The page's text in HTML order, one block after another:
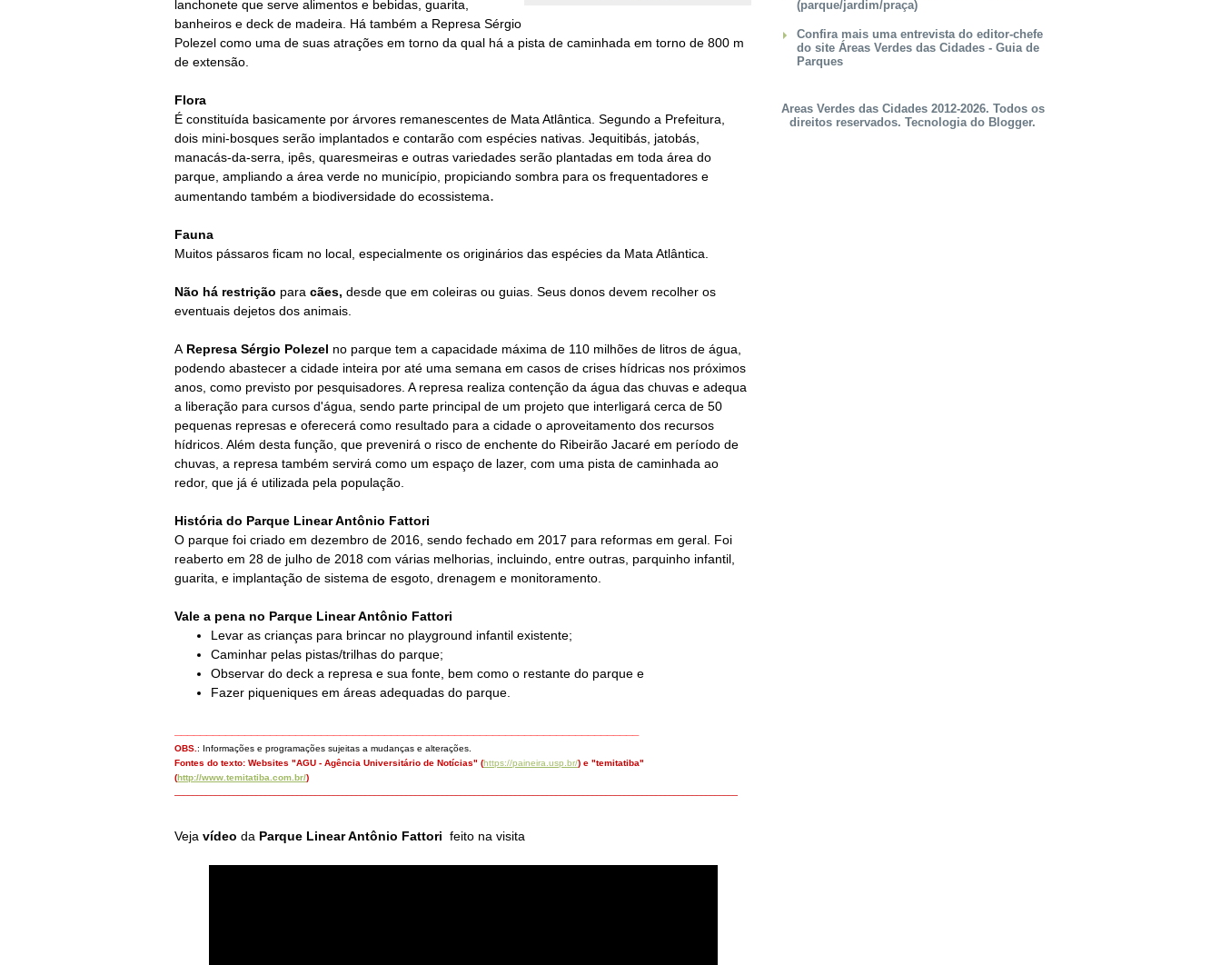
lanchonete que serve alimentos e bebidas, guarita,
banheiros e deck de madeira. Há também a Represa Sérgio
Polezel como uma de suas atrações em torno da qual há a pista de caminhada em torno de 800 m
de extensão.
Flora
É constituída basicamente por árvores remanescentes de Mata Atlântica. Segundo a Prefeitura,
dois mini-bosques serão implantados e contarão com espécies nativas. Jequitibás, jatobás,
manacás-da-serra, ipês, quaresmeiras e outras variedades serão plantadas em toda área do
parque, ampliando a área verde no município, propiciando sombra para os frequentadores e
aumentando também a biodiversidade do ecossistema.
Fauna
Muitos pássaros ficam no local, especialmente os originários das espécies da Mata Atlântica.
Não há restrição para cães, desde que em coleiras ou guias. Seus donos devem recolher os
eventuais dejetos dos animais.
A Represa Sérgio Polezel no parque tem a capacidade máxima de 110 milhões de litros de água,
podendo abastecer a cidade inteira por até uma semana em casos de crises hídricas nos próximos
anos, como previsto por pesquisadores. A represa realiza contenção da água das chuvas e adequa
a liberação para cursos d'água, sendo parte principal de um projeto que interligará cerca de 50
pequenas represas e oferecerá como resultado para a cidade o aproveitamento dos recursos
hídricos. Além desta função, que prevenirá o risco de enchente do Ribeirão Jacaré em período de
chuvas, a represa também servirá como um espaço de lazer, com uma pista de caminhada ao
redor, que já é utilizada pela população.
História do Parque Linear Antônio Fattori
O parque foi criado em dezembro de 2016, sendo fechado em 2017 para reformas em geral. Foi
reaberto em 28 de julho de 2018 com várias melhorias, incluindo, entre outras, parquinho infantil,
guarita, e implantação de sistema de esgoto, drenagem e monitoramento.
Vale a pena no Parque Linear Antônio Fattori
Levar as crianças para brincar no playground infantil existente;
Caminhar pelas pistas/trilhas do parque;
Observar do deck a represa e sua fonte, bem como o restante do parque e
Fazer piqueniques em áreas adequadas do parque.
OBS. : Informações e programações sujeitas a mudanças e alterações.
Fontes do texto: Websites "AGU - Agência Universitário de Notícias" (https://paineira.usp.br/) e "temitatiba"
(http://www.temitatiba.com.br/)
Veja vídeo da Parque Linear Antônio Fattori feito na visita
(parque/jardim/praça)
Confira mais uma entrevista do editor-chefe
do site Áreas Verdes das Cidades - Guia de
Parques
Areas Verdes das Cidades 2012-2026. Todos os
direitos reservados. Tecnologia do Blogger.